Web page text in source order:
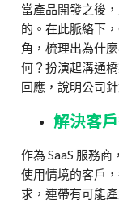
當產品開發之後
的。在此脈絡下
角，梳理出為什
何？扮演起溝通
回應，說明公司
解決客
作為 SaaS 服務
使用情境的客戶
求，連帶有可能